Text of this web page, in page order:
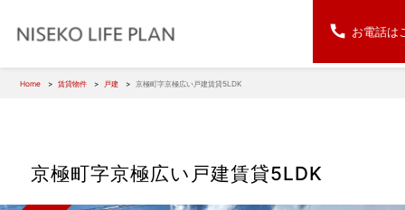
Home 賃貸物件 戸建 京極町字京極広い戸建賃貸5LDK
京極町字京極広い戸建賃貸5LDK
お電話は